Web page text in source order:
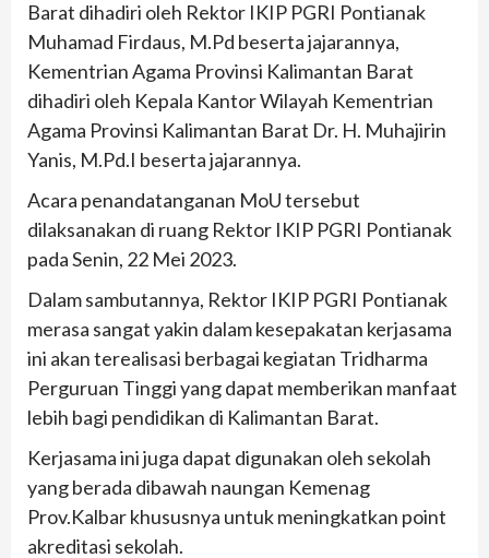
Barat dihadiri oleh Rektor IKIP PGRI Pontianak
Muhamad Firdaus, M.Pd beserta jajarannya,
Kementrian Agama Provinsi Kalimantan Barat
dihadiri oleh Kepala Kantor Wilayah Kementrian
Agama Provinsi Kalimantan Barat Dr. H. Muhajirin
Yanis, M.Pd.I beserta jajarannya.
Acara penandatanganan MoU tersebut
dilaksanakan di ruang Rektor IKIP PGRI Pontianak
pada Senin, 22 Mei 2023.
Dalam sambutannya, Rektor IKIP PGRI Pontianak
merasa sangat yakin dalam kesepakatan kerjasama
ini akan terealisasi berbagai kegiatan Tridharma
Perguruan Tinggi yang dapat memberikan manfaat
lebih bagi pendidikan di Kalimantan Barat.
Kerjasama ini juga dapat digunakan oleh sekolah
yang berada dibawah naungan Kemenag
Prov.Kalbar khususnya untuk meningkatkan point
akreditasi sekolah.